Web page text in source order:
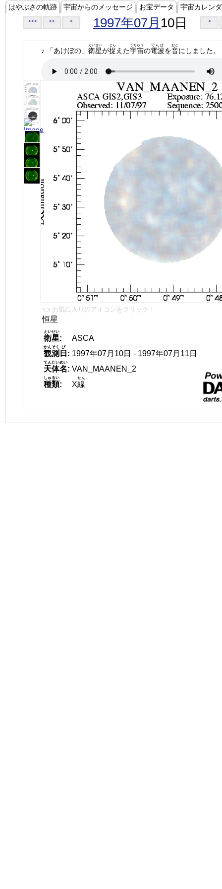
はやぶさの軌跡 宇宙からのメッセージ お宝データ 宇宙カレン
<<< << < 1997年07月 10日 >
♪ 「あけぼの」 衛星
えいせい
が捉
とら
えた宇宙
うちゅう
の電波
でんぱ
を音
おと
にしました。
👈 お気に入りのアイコンをクリック！
恒星
衛星
えいせい
:
ASCA
観測
かんそく
日
び
: 1997年07月10日 - 1997年07月11日
天体名
てんたいめい
: VAN_MAANEN_2
種類
しゅるい
: X線
せん